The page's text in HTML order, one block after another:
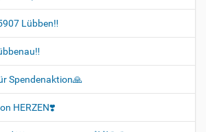
Lübben‼️
Spendenaktion🙏
HERZEN❣️